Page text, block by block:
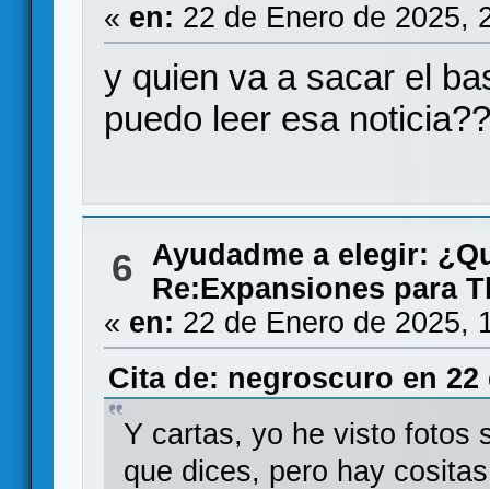
« en: 22 de Enero de 2025,
y quien va a sacar el
puedo leer esa
6 Ayudadme a elegir:
Re:Expansiones para
« en: 22 de Enero de 2025,
Cita de: negroscuro en 22
Y cartas, yo he visto fotos
que dices, pero hay